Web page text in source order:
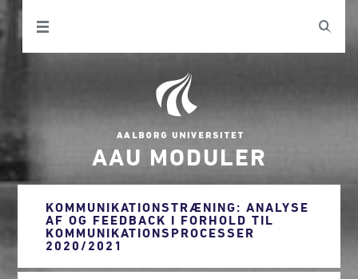
AAU MODULER
KOMMUNIKATIONSTRÆNING: ANALYSE
AF OG FEEDBACK I FORHOLD TIL
KOMMUNIKATIONSPROCESSER
2020/2021